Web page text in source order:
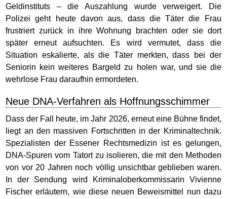
Geldinstituts – die Auszahlung wurde verweigert. Die
Polizei geht heute davon aus, dass die Täter die Frau
frustriert zurück in ihre Wohnung brachten oder sie dort
später erneut aufsuchten. Es wird vermutet, dass die
Situation eskalierte, als die Täter merkten, dass bei der
Seniorin kein weiteres Bargeld zu holen war, und sie die
wehrlose Frau daraufhin ermordeten.
Neue DNA-Verfahren als Hoffnungsschimmer
Dass der Fall heute, im Jahr 2026, erneut eine Bühne findet,
liegt an den massiven Fortschritten in der Kriminaltechnik.
Spezialisten der Essener Rechtsmedizin ist es gelungen,
DNA-Spuren vom Tatort zu isolieren, die mit den Methoden
von vor 20 Jahren noch völlig unsichtbar geblieben waren.
In der Sendung wird Kriminaloberkommissarin Vivienne
Fischer erläutern, wie diese neuen Beweismittel nun dazu